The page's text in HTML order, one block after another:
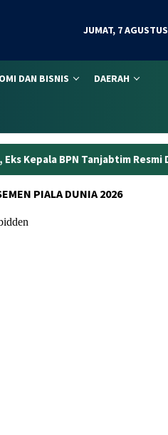
JUMAT, 7
DAN BISNIS DAERAH
Resmi Ditahan Dunia
PIALA DUNIA 2026